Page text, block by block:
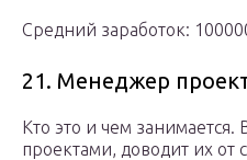
Средний заработок:
21. Менеджер
Кто это и чем занимается.
проектами, доводит их от